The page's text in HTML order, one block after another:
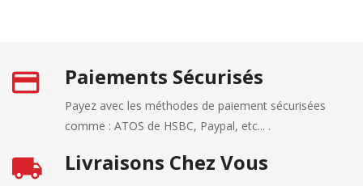
Paiements Sécurisés
Payez avec les méthodes de paiement sécurisées
comme : ATOS de HSBC, Paypal, etc... .
Livraisons Chez Vous